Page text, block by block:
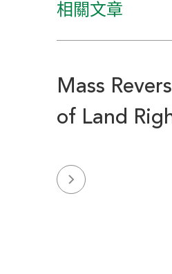
相關文章
Mass
of Land